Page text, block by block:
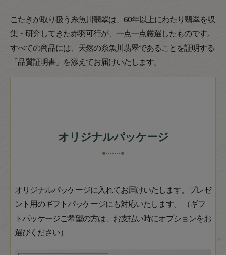
こたきが取り扱う糸魚川翡翠は、60年以上にわたり翡翠を収
集・研究してきた赤羽可行が、一点一点厳選したものです。
すべての商品には、天然の糸魚川翡翠であることを証明する
「品質証明書」を添えてお届けいたします。
オリジナルパッケージ
オリジナルパッケージに入れてお届けいたします。プレゼ
ント用のギフトパッケージにも対応いたします。 （ギフ
トパッケージご希望の方は、お支払い時にオプションをお
選びください）